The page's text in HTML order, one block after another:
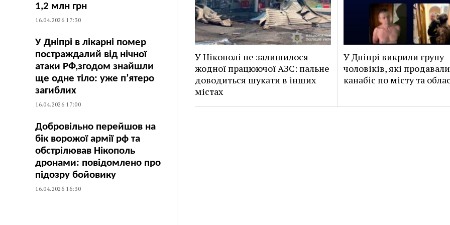
1,2 млн грн
16.04.2026 17:30
У Дніпрі в лікарні помер
постраждалий від нічної
атаки РФ,згодом знайшли
ще одне тіло: уже п’ятеро
загиблих
16.04.2026 17:00
Добровільно перейшов на
бік ворожої армії рф та
обстрілював Нікополь
дронами: повідомлено про
підозру бойовику
16.04.2026 16:30
У Нікополі не залишилося
жодної працюючої АЗС: пальне
доводиться шукати в інших
містах
У Дніпрі викрили групу
чоловіків, які продавали
канабіс по місту та